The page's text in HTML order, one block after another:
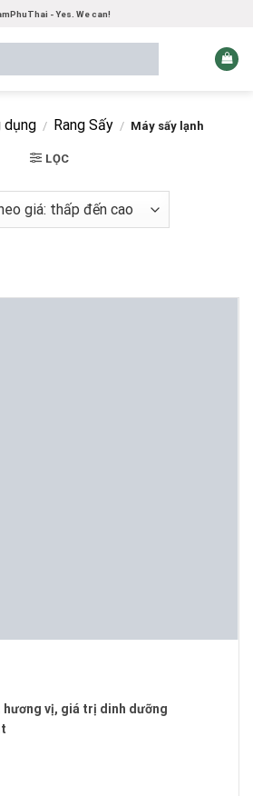
- Yes. We can!
dụng / Rang Sấy / Máy sấy lạnh
LỌC
hương vị, giá trị dinh dưỡng